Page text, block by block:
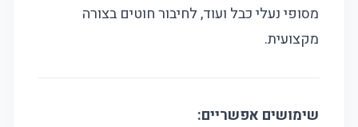
מסופי נעלי כבל ועוד, לחיבור חוטים בצורה
מקצועית.
שימושים אפשריים: